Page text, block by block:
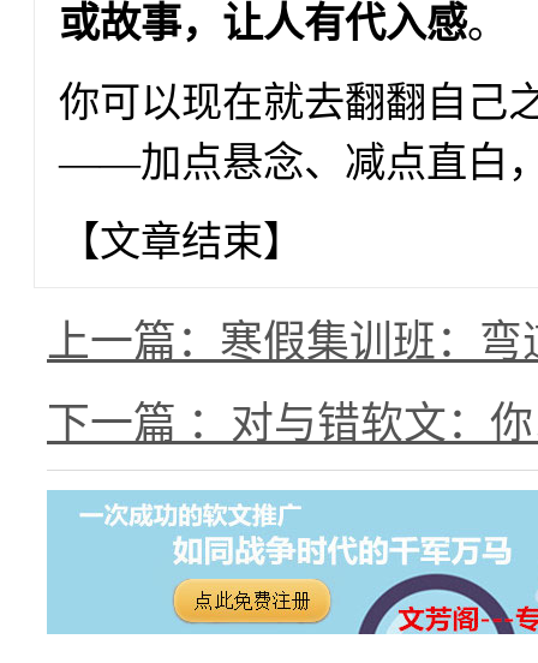
或故事，让人有代入感。
你可以现在就去翻翻自己
——加点悬念、减点直白
【文章结束】
上一篇：寒假集训班：
下一篇 ：对与错软文：